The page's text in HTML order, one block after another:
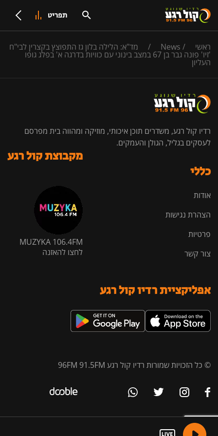
תפריט
ראשי /
News
/ מד"א: הלילה בלון גז התפוצץ בקצרין לבי"ח
'זיו' פונה גבר בן 67 במצב בינוני עם כוויות בדרגה א' בפלג גופו
העליון
רדיו קול רגע, משדרים תוכן איכותי, מוזיקה ומהווה בית מפרסם
לעסקים בגליל, הגולן והעמקים.
כללי
אודות
הצהרת נגישות
פרטיות
צור קשר
מקבוצת קול רגע
MUZYKA 106.4FM
לחצו להאזנה
אפליקציית רדיו קול רגע
© כל הזכויות שמורות רדיו קול רגע 96FM 91.5FM